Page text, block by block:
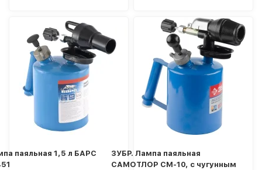
паяльная 1,5 л БАРС
ЗУБР. Лампа паяльная
САМОТЛОР СМ-10, с чугунным